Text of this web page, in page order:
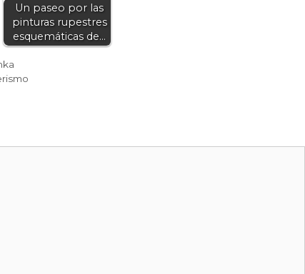
Un paseo por las
pinturas rupestres
esquemáticas de…